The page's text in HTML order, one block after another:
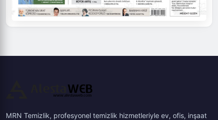
MRN Temizlik, profesyonel temizlik hizmetleriyle ev, ofis, inşaat